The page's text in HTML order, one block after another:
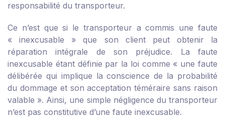
responsabilité du transporteur.
Ce n’est que si le transporteur a commis une faute
« inexcusable » que son client peut obtenir la
réparation intégrale de son préjudice. La faute
inexcusable étant définie par la loi comme « une faute
délibérée qui implique la conscience de la probabilité
du dommage et son acceptation téméraire sans raison
valable ». Ainsi, une simple négligence du transporteur
n’est pas constitutive d’une faute inexcusable.